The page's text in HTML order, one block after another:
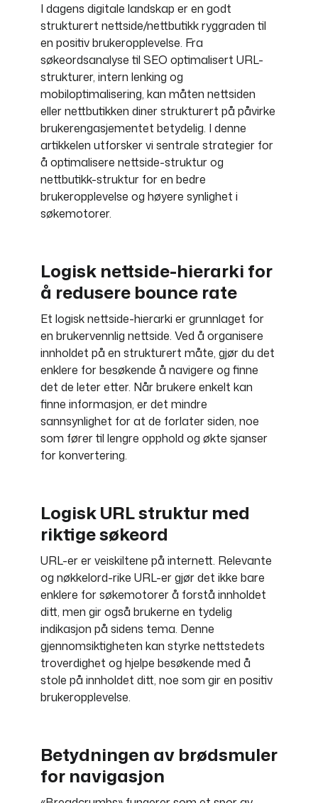
I dagens digitale landskap er en godt
strukturert nettside/nettbutikk ryggraden til
en positiv brukeropplevelse. Fra
søkeordsanalyse til SEO optimalisert URL-
strukturer, intern lenking og
mobiloptimalisering, kan måten nettsiden
eller nettbutikken diner strukturert på påvirke
brukerengasjementet betydelig. I denne
artikkelen utforsker vi sentrale strategier for
å optimalisere nettside-struktur og
nettbutikk-struktur for en bedre
brukeropplevelse og høyere synlighet i
søkemotorer.
Logisk nettside-hierarki for
å redusere bounce rate
Et logisk nettside-hierarki er grunnlaget for
en brukervennlig nettside. Ved å organisere
innholdet på en strukturert måte, gjør du det
enklere for besøkende å navigere og finne
det de leter etter. Når brukere enkelt kan
finne informasjon, er det mindre
sannsynlighet for at de forlater siden, noe
som fører til lengre opphold og økte sjanser
for konvertering.
Logisk URL struktur med
riktige søkeord
URL-er er veiskiltene på internett. Relevante
og nøkkelord-rike URL-er gjør det ikke bare
enklere for søkemotorer å forstå innholdet
ditt, men gir også brukerne en tydelig
indikasjon på sidens tema. Denne
gjennomsiktigheten kan styrke nettstedets
troverdighet og hjelpe besøkende med å
stole på innholdet ditt, noe som gir en positiv
brukeropplevelse.
Betydningen av brødsmuler
for navigasjon